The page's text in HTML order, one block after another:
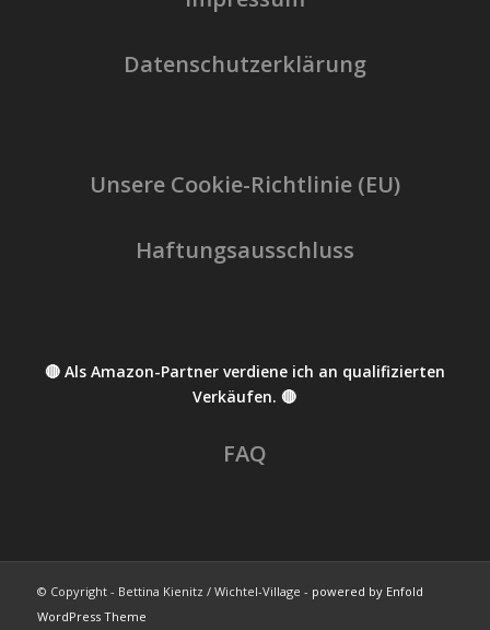
Datenschutzerklärung
Unsere Cookie-Richtlinie (EU)
Haftungsausschluss
🔴 Als Amazon-Partner verdiene ich an qualifizierten
Verkäufen. 🔴
FAQ
© Copyright - Bettina Kienitz / Wichtel-Village - powered by Enfold
WordPress Theme